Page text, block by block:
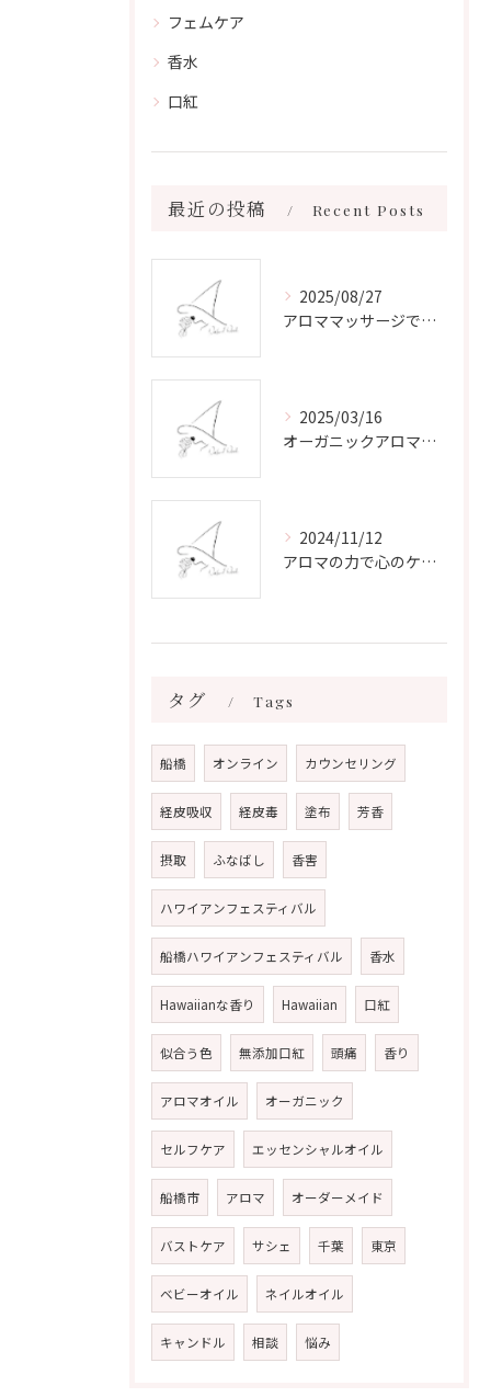
フェムケア
香水
口紅
最近の投稿 Recent Posts
2025/08/27
アロママッサージで叶える心身リラックスと健康維持の新習慣ガイド
2025/03/16
オーガニックアロマで心と体を癒す
2024/11/12
アロマの力で心のケアをする方法
タグ Tags
船橋 オンライン カウンセリング
経皮吸収 経皮毒 塗布 芳香
摂取 ふなばし 香害
ハワイアンフェスティバル
船橋ハワイアンフェスティバル 香水
Hawaiianな香り Hawaiian 口紅
似合う色 無添加口紅 頭痛 香り
アロマオイル オーガニック
セルフケア エッセンシャルオイル
船橋市 アロマ オーダーメイド
バストケア サシェ 千葉 東京
ベビーオイル ネイルオイル
キャンドル 相談 悩み